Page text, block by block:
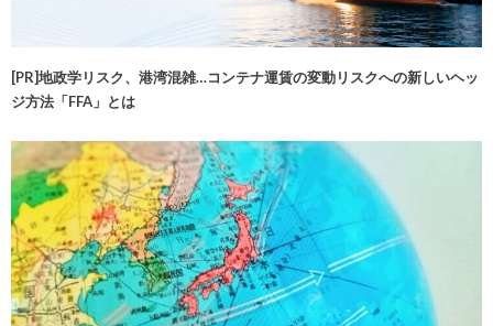
[PR]地政学リスク、港湾混雑…コンテナ運賃の変動リスクへの新しいヘッ
ジ方法「FFA」とは